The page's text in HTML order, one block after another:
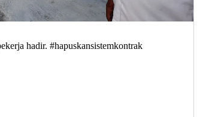
hadir. #hapuskansistemkontrak